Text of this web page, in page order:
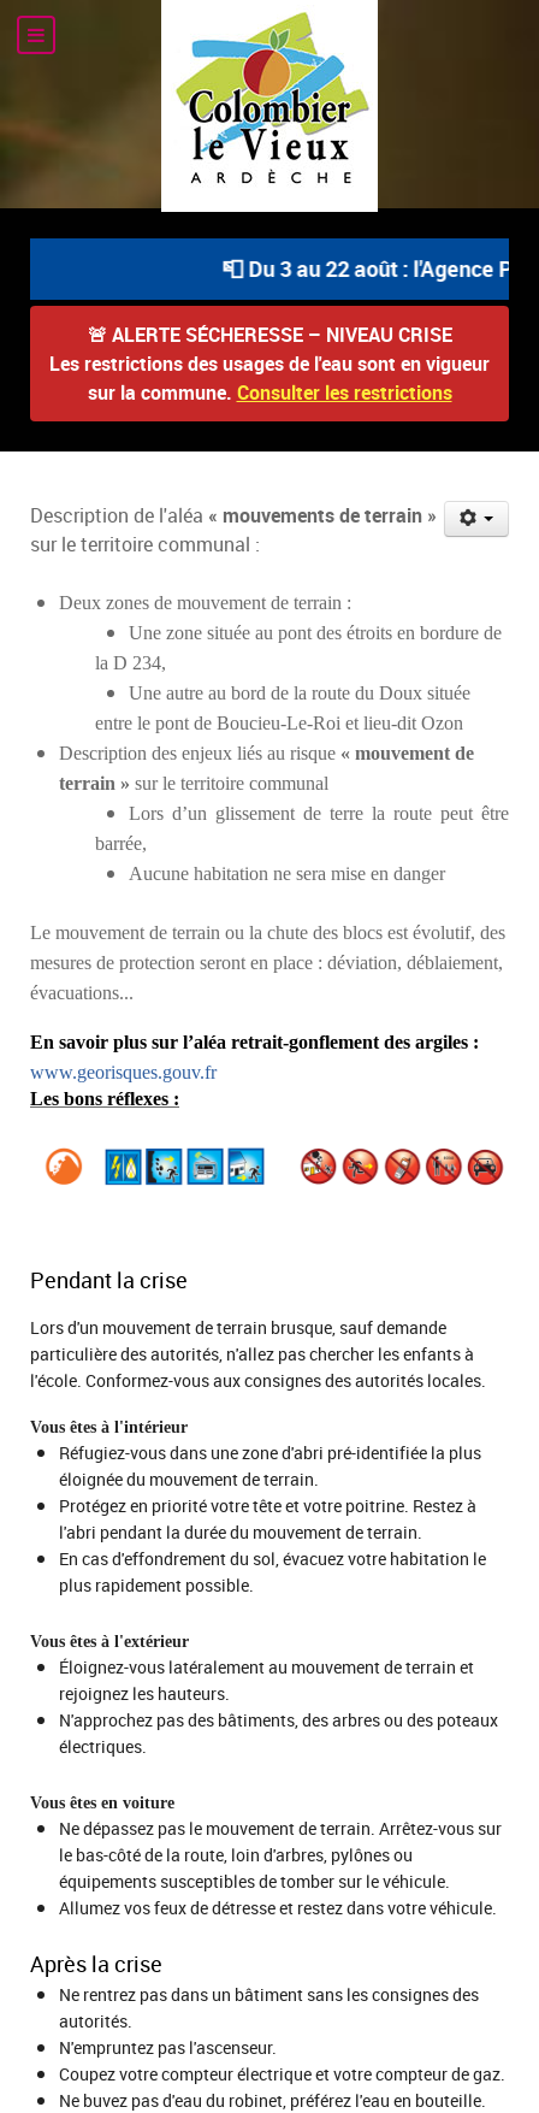
📮 Du 3 au 22 août : l'Agence
🚨 ALERTE SÉCHERESSE – NIVEAU CRISE
Les restrictions des usages de l'eau sont en vigueur
sur la commune. Consulter les restrictions
Description de l'aléa « mouvements de terrain »
sur le territoire communal :
Deux zones de mouvement de terrain :
Une zone située au pont des étroits en bordure de
la D 234,
Une autre au bord de la route du Doux située
entre le pont de Boucieu-Le-Roi et lieu-dit Ozon
Description des enjeux liés au risque « mouvement de
terrain » sur le territoire communal
Lors d’un glissement de terre la route peut être
barrée,
Aucune habitation ne sera mise en danger
Le mouvement de terrain ou la chute des blocs est évolutif, des
mesures de protection seront en place : déviation, déblaiement,
évacuations...
En savoir plus sur l’aléa retrait-gonflement des argiles :
www.georisques.gouv.fr
Les bons réflexes :
Pendant la crise
Lors d'un mouvement de terrain brusque, sauf demande
particulière des autorités, n'allez pas chercher les enfants à
l'école. Conformez-vous aux consignes des autorités locales.
Vous êtes à l'intérieur
Réfugiez-vous dans une zone d'abri pré-identifiée la plus
éloignée du mouvement de terrain.
Protégez en priorité votre tête et votre poitrine. Restez à
l'abri pendant la durée du mouvement de terrain.
En cas d'effondrement du sol, évacuez votre habitation le
plus rapidement possible.
Vous êtes à l'extérieur
Éloignez-vous latéralement au mouvement de terrain et
rejoignez les hauteurs.
N'approchez pas des bâtiments, des arbres ou des poteaux
électriques.
Vous êtes en voiture
Ne dépassez pas le mouvement de terrain. Arrêtez-vous sur
le bas-côté de la route, loin d'arbres, pylônes ou
équipements susceptibles de tomber sur le véhicule.
Allumez vos feux de détresse et restez dans votre véhicule.
Après la crise
Ne rentrez pas dans un bâtiment sans les consignes des
autorités.
N'empruntez pas l'ascenseur.
Coupez votre compteur électrique et votre compteur de gaz.
Ne buvez pas d'eau du robinet, préférez l'eau en bouteille.